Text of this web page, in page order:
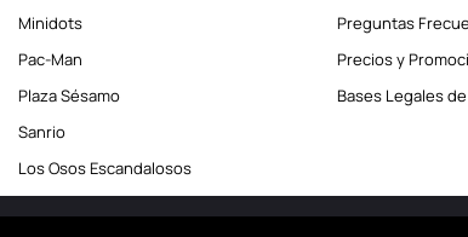
Minidots
Pac-Man
Plaza Sésamo
Sanrio
Los Osos Escandalosos
Preguntas
Precios y
Bases Legales
Miniso Perú.